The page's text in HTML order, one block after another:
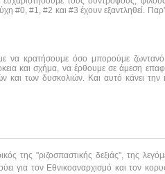
#0, #1, #2 και #3 έχουν εξαντληθεί.
να κρατήσουμε όσο μπορούμε
και σχήμα, να έρθουμε σε άμεση
και των δυσκολιών. Και αυτό κάνει την
της "ριζοσπαστικής δεξιάς", της
για τον Εθνικοαναρχισμό και τον